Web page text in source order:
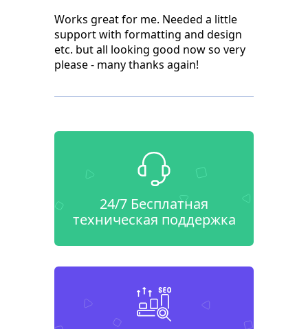
Works great for me. Needed a little
support with formatting and design
etc. but all looking good now so very
please - many thanks again!
24/7 Бесплатная
техническая поддержка